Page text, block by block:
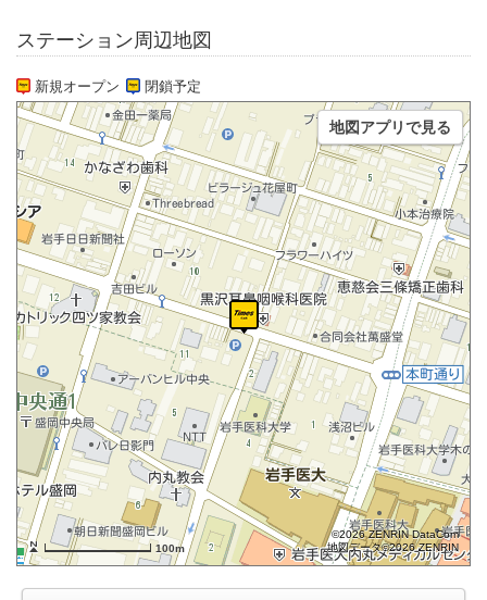
ステーション周辺地図
新規オープン 閉鎖予定
100m
©2026 ZENRIN DataCom
地図データ©2026 ZENRIN
地図アプリで見る